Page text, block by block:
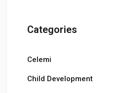
Categories
Celemi
Child Development